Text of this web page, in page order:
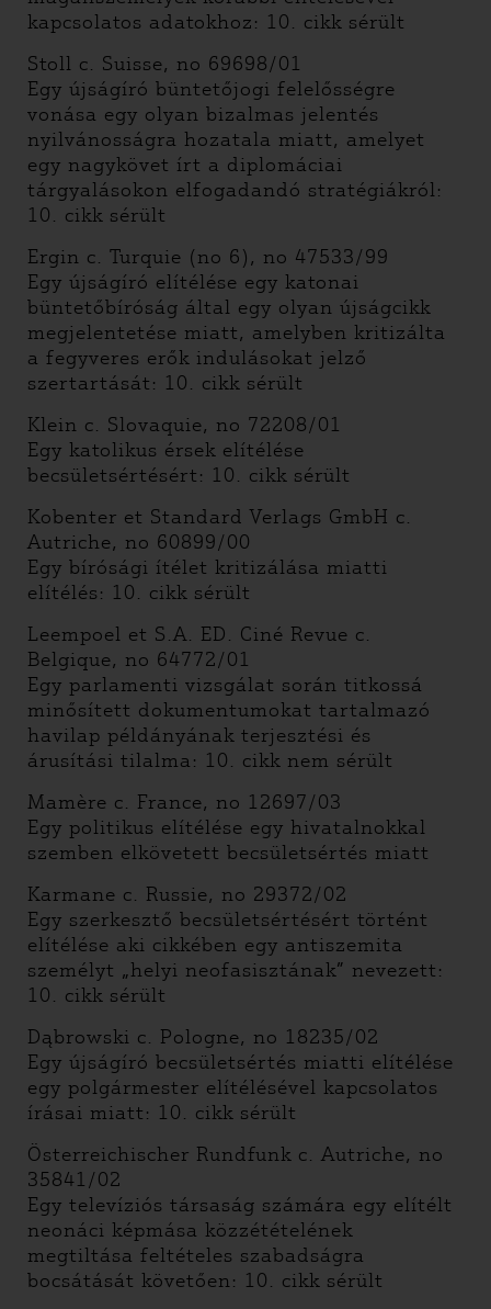
kapcsolatos adatokhoz: 10. cikk sérült
Stoll c. Suisse, no 69698/01
Egy újságíró büntetőjogi felelősségre
vonása egy olyan bizalmas jelentés
nyilvánosságra hozatala miatt, amelyet
egy nagykövet írt a diplomáciai
tárgyalásokon elfogadandó stratégiákról:
10. cikk sérült
Ergin c. Turquie (no 6), no 47533/99
Egy újságíró elítélése egy katonai
büntetőbíróság által egy olyan újságcikk
megjelentetése miatt, amelyben kritizálta
a fegyveres erők indulásokat jelző
szertartását: 10. cikk sérült
Klein c. Slovaquie, no 72208/01
Egy katolikus érsek elítélése
becsületsértésért: 10. cikk sérült
Kobenter et Standard Verlags GmbH c.
Autriche, no 60899/00
Egy bírósági ítélet kritizálása miatti
elítélés: 10. cikk sérült
Leempoel et S.A. ED. Ciné Revue c.
Belgique, no 64772/01
Egy parlamenti vizsgálat során titkossá
minősített dokumentumokat tartalmazó
havilap példányának terjesztési és
árusítási tilalma: 10. cikk nem sérült
Mamère c. France, no 12697/03
Egy politikus elítélése egy hivatalnokkal
szemben elkövetett becsületsértés miatt
Karmane c. Russie, no 29372/02
Egy szerkesztő becsületsértésért történt
elítélése aki cikkében egy antiszemita
személyt „helyi neofasisztának” nevezett:
10. cikk sérült
Dąbrowski c. Pologne, no 18235/02
Egy újságíró becsületsértés miatti elítélése
egy polgármester elítélésével kapcsolatos
írásai miatt: 10. cikk sérült
Österreichischer Rundfunk c. Autriche, no
35841/02
Egy televíziós társaság számára egy elítélt
neonáci képmása közzétételének
megtiltása feltételes szabadságra
bocsátását követően: 10. cikk sérült